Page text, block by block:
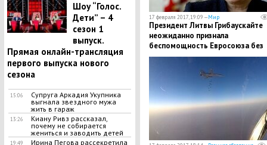
Шоу “Голос.
Дети” – 4
сезон 1
выпуск.
Прямая онлайн-трансляция
первого выпуска нового
сезона
15:06
Супруга Аркадия Укупника
выгнала звездного мужа
жить в гараж
13:26
Киану Ривз рассказал,
почему не собирается
жениться и заводить детей
19:49 Ирина Пегова рассекретила
17 февраля 2017, 19:09 —Мир
Президент Литвы Грибаускайте
неожиданно признала
беспомощность Евросоюза без
США